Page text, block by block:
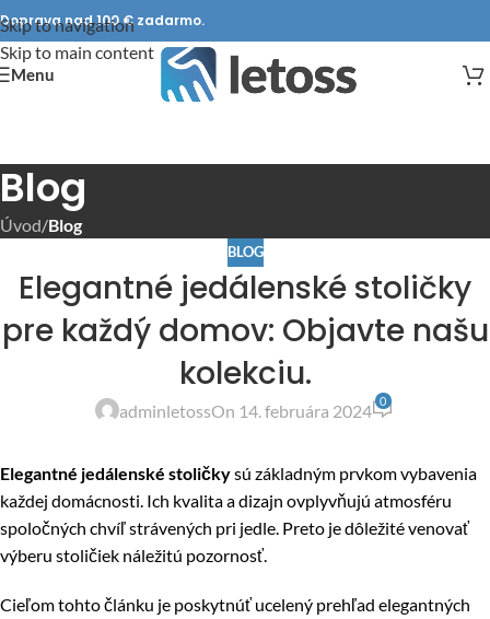
Skip to navigation
Skip to main content
Doprava nad 100 € zadarmo.
Menu
Blog
Úvod/Blog
BLOG
Elegantné jedálenské stoličky
pre každý domov: Objavte našu
kolekciu.
adminletossOn 14. februára 2024 0
Elegantné jedálenské stoličkysú základným prvkom vybavenia
každej domácnosti. Ich kvalita a dizajn ovplyvňujú atmosféru
spoločných chvíľ strávených pri jedle. Preto je dôležité venovať
výberu stoličiek náležitú pozornosť.
Cieľom tohto článku je poskytnúť ucelený prehľad elegantných